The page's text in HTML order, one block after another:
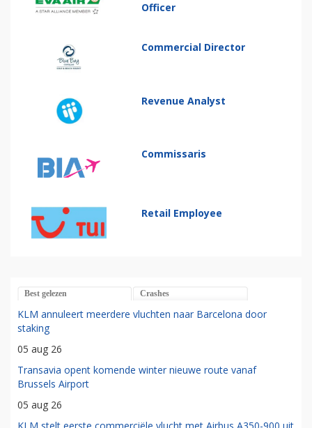
Officer
Commercial Director
Revenue Analyst
Commissaris
Retail Employee
Best gelezen Crashes
KLM annuleert meerdere vluchten naar Barcelona door
staking
05 aug 26
Transavia opent komende winter nieuwe route vanaf
Brussels Airport
05 aug 26